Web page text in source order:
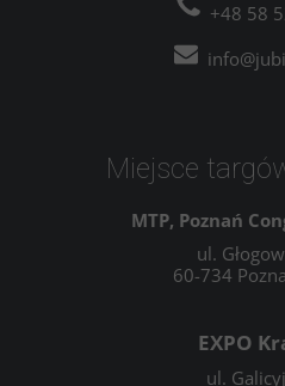
+48 58
Miejsce
MTP, Poznań
ul.
60-734
EXPO
ul.